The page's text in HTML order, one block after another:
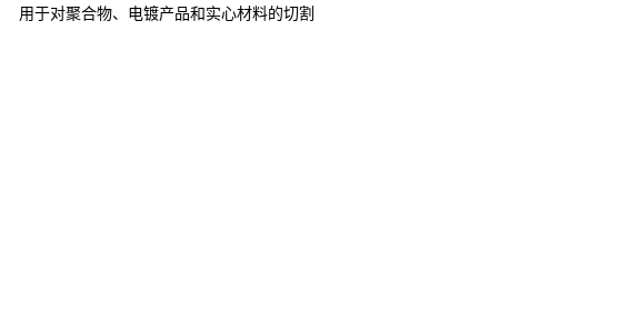
用于对聚合物、电镀产品和实心材料的切割